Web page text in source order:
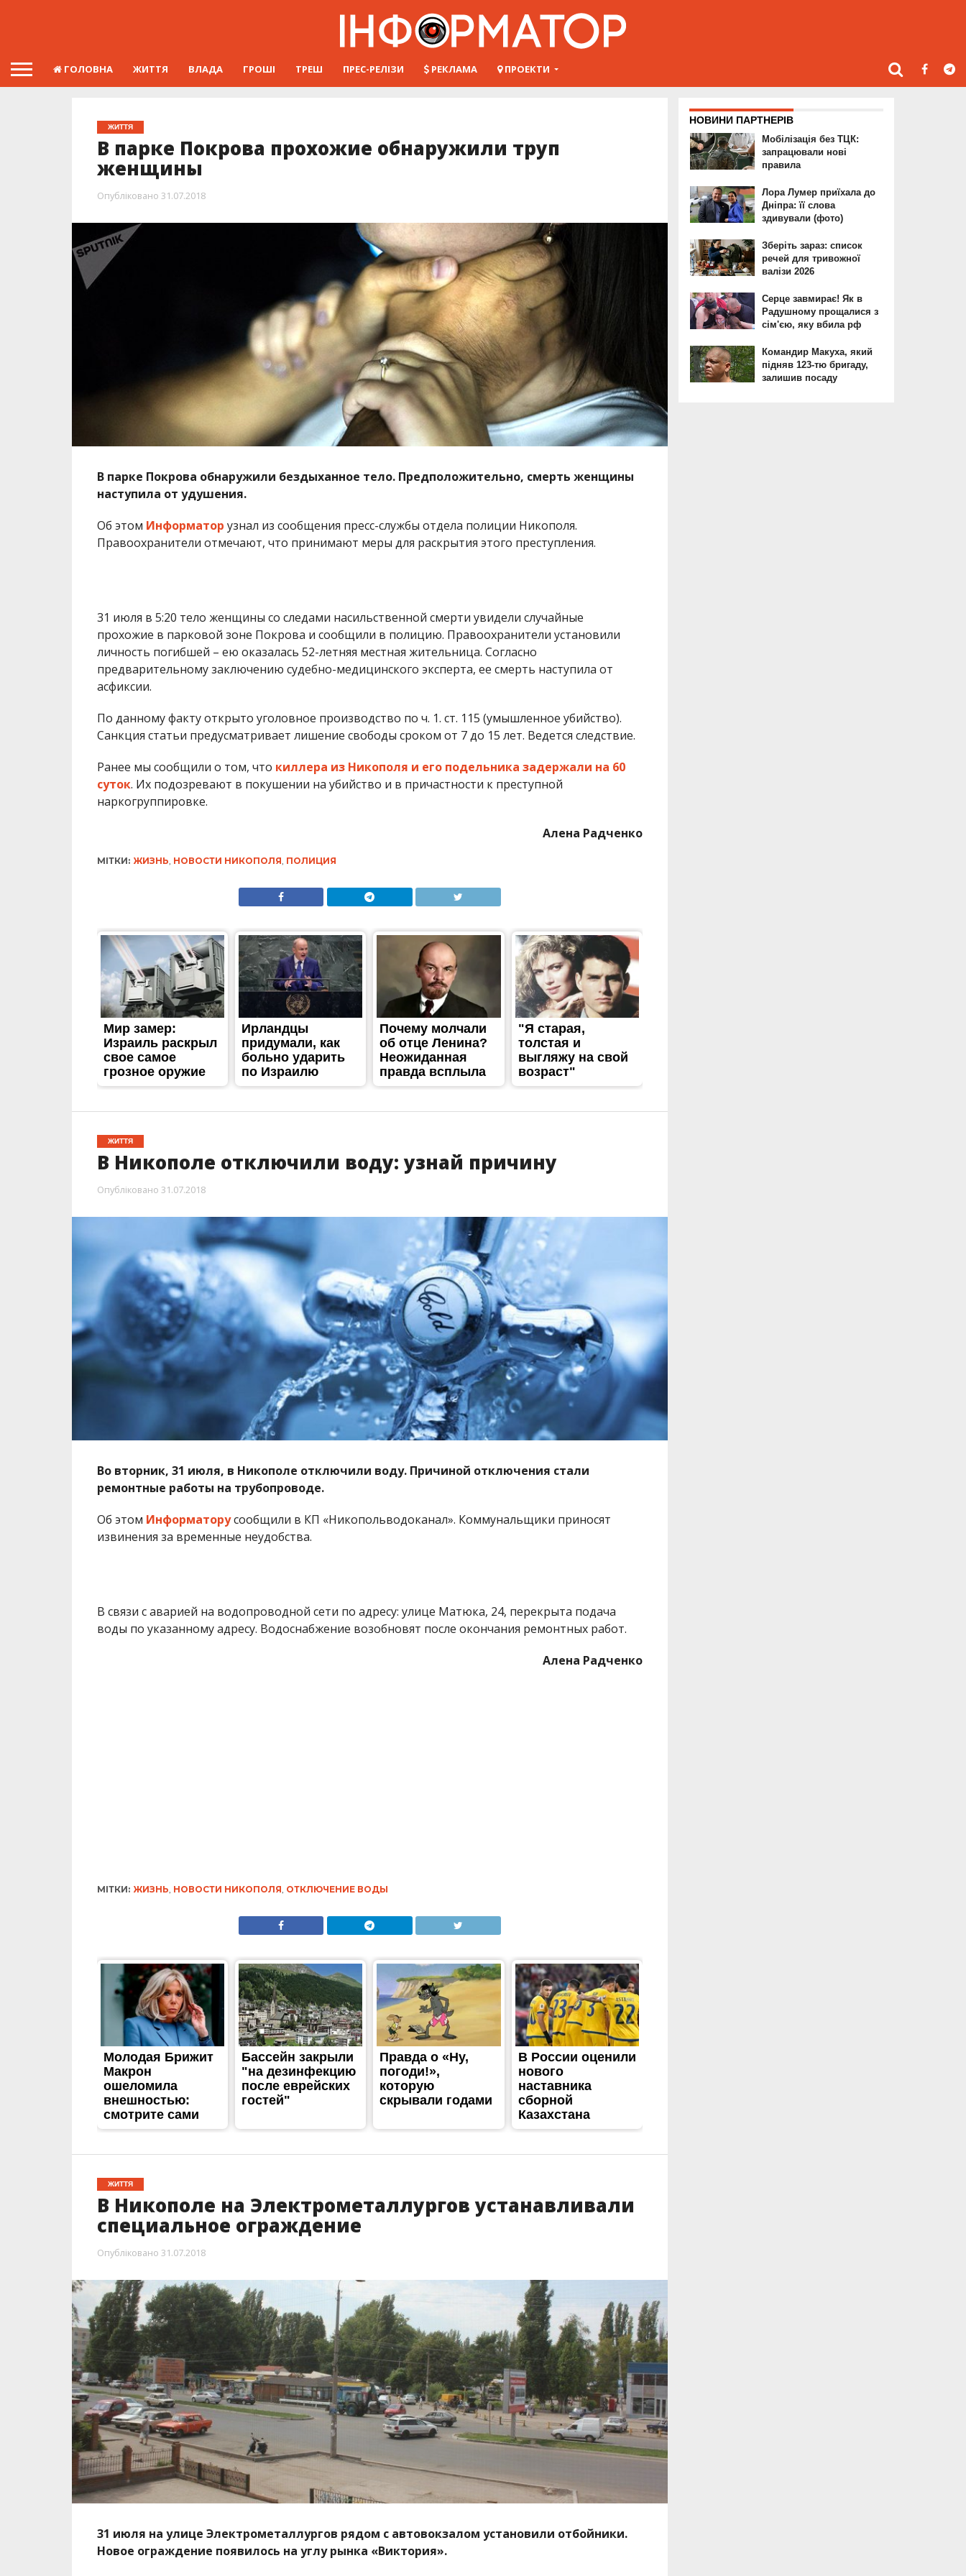
ГОЛОВНА ЖИТТЯ ВЛАДА ГРОШІ ТРЕШ ПРЕС-РЕЛІЗИ РЕКЛАМА ПРОЕКТИ
ЖИТТЯ
В парке Покрова прохожие обнаружили труп
женщины
Опубліковано 31.07.2018
В парке Покрова обнаружили бездыханное тело. Предположительно, смерть женщины
наступила от удушения.
Об этом Информатор узнал из сообщения пресс-службы отдела полиции Никополя.
Правоохранители отмечают, что принимают меры для раскрытия этого преступления.
31 июля в 5:20 тело женщины со следами насильственной смерти увидели случайные
прохожие в парковой зоне Покрова и сообщили в полицию. Правоохранители установили
личность погибшей – ею оказалась 52-летняя местная жительница. Согласно
предварительному заключению судебно-медицинского эксперта, ее смерть наступила от
асфиксии.
По данному факту открыто уголовное производство по ч. 1. ст. 115 (умышленное убийство).
Санкция статьи предусматривает лишение свободы сроком от 7 до 15 лет. Ведется следствие.
Ранее мы сообщили о том, что киллера из Никополя и его подельника задержали на 60
суток. Их подозревают в покушении на убийство и в причастности к преступной
наркогруппировке.
Алена Радченко
МІТКИ: ЖИЗНЬ НОВОСТИ НИКОПОЛЯ ПОЛИЦИЯ
ЖИТТЯ
В Никополе отключили воду: узнай причину
Опубліковано 31.07.2018
Во вторник, 31 июля, в Никополе отключили воду. Причиной отключения стали
ремонтные работы на трубопроводе.
Об этом Информаторусообщили в КП «Никопольводоканал». Коммунальщики приносят
извинения за временные неудобства.
В связи с аварией на водопроводной сети по адресу: улице Матюка, 24, перекрыта подача
воды по указанному адресу. Водоснабжение возобновят после окончания ремонтных работ.
Алена Радченко
МІТКИ: ЖИЗНЬ НОВОСТИ НИКОПОЛЯ ОТКЛЮЧЕНИЕ ВОДЫ
ЖИТТЯ
В Никополе на Электрометаллургов устанавливали
специальное ограждение
Опубліковано 31.07.2018
31 июля на улице Электрометаллургов рядом с автовокзалом установили отбойники.
Новое ограждение появилось на углу рынка «Виктория».